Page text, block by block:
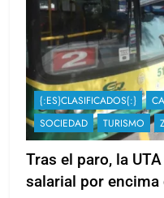
{:ES}CLASIFICADOS{:}
SOCIEDAD
TURISMO
Tras el paro, la
salarial por